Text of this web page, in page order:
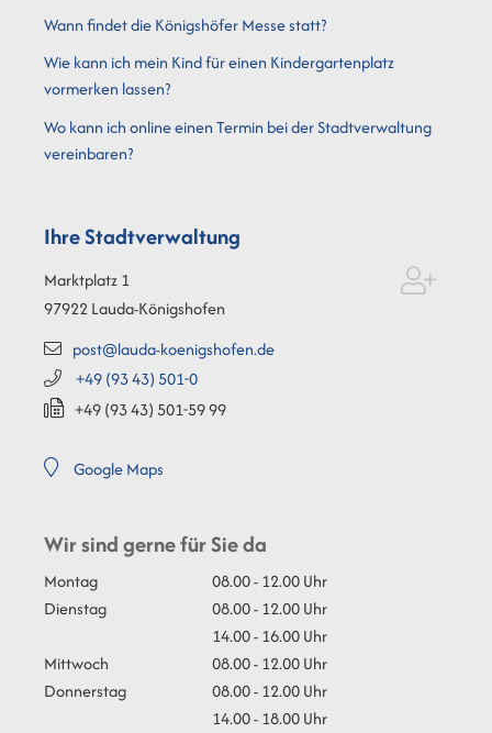
Wann findet die Königshöfer Messe statt?
Wie kann ich mein Kind für einen Kindergartenplatz
vormerken lassen?
Wo kann ich online einen Termin bei der Stadtverwaltung
vereinbaren?
Ihre Stadtverwaltung
Marktplatz 1
97922Lauda-Königshofen
post@lauda-koenigshofen.de
+49 (9343) 501-0
+49 (9343) 501-5999
Google Maps
Wir sind gerne für Sie da
Montag
08.00 - 12.00 Uhr
Dienstag
08.00 - 12.00 Uhr
14.00 - 16.00 Uhr
Mittwoch
08.00 - 12.00 Uhr
Donnerstag
08.00 - 12.00 Uhr
14.00 - 18.00 Uhr